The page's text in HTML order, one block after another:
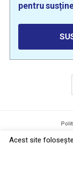
pentru
Acest site